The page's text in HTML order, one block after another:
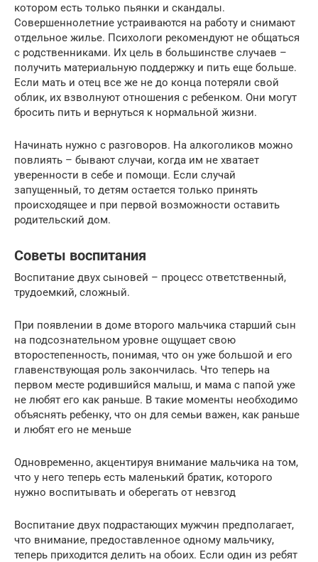
котором есть только пьянки и скандалы.
Совершеннолетние устраиваются на работу и снимают
отдельное жилье. Психологи рекомендуют не общаться
с родственниками. Их цель в большинстве случаев –
получить материальную поддержку и пить еще больше.
Если мать и отец все же не до конца потеряли свой
облик, их взволнуют отношения с ребенком. Они могут
бросить пить и вернуться к нормальной жизни.
Начинать нужно с разговоров. На алкоголиков можно
повлиять – бывают случаи, когда им не хватает
уверенности в себе и помощи. Если случай
запущенный, то детям остается только принять
происходящее и при первой возможности оставить
родительский дом.
Советы воспитания
Воспитание двух сыновей – процесс ответственный,
трудоемкий, сложный.
При появлении в доме второго мальчика старший сын
на подсознательном уровне ощущает свою
второстепенность, понимая, что он уже большой и его
главенствующая роль закончилась. Что теперь на
первом месте родившийся малыш, и мама с папой уже
не любят его как раньше. В такие моменты необходимо
объяснять ребенку, что он для семьи важен, как раньше
и любят его не меньше
Одновременно, акцентируя внимание мальчика на том,
что у него теперь есть маленький братик, которого
нужно воспитывать и оберегать от невзгод
Воспитание двух подрастающих мужчин предполагает,
что внимание, предоставленное одному мальчику,
теперь приходится делить на обоих. Если один из ребят